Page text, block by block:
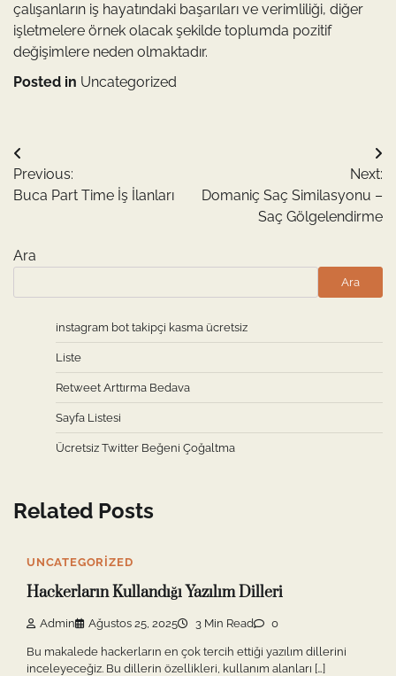
çalışanların iş hayatındaki başarıları ve verimliliği, diğer
işletmelere örnek olacak şekilde toplumda pozitif
değişimlere neden olmaktadır.
Posted in Uncategorized
Yazı
gezinmesi
Previous:
Buca Part Time İş İlanları
Next:
Domaniç Saç Similasyonu –
Saç Gölgelendirme
Ara
Ara
instagram bot takipçi kasma ücretsiz
Liste
Retweet Arttırma Bedava
Sayfa Listesi
Ücretsiz Twitter Beğeni Çoğaltma
Related Posts
UNCATEGORIZED
Hackerların Kullandığı Yazılım Dilleri
Admin Ağustos 25, 2025 3 Min Read 0
Bu makalede hackerların en çok tercih ettiği yazılım dillerini
inceleyeceğiz. Bu dillerin özellikleri, kullanım alanları […]